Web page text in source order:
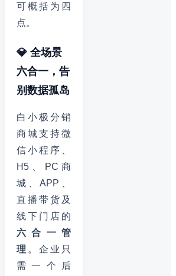
可概括为四
点。
💎 全场景
六合一，告
别数据孤岛
白小极分销
商城支持微
信小程序、
H5、PC商
城、APP、
直播带货及
线下门店的
六合一管
理 。企业只
需一个后